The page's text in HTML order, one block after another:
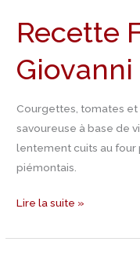
Recette
Giovanni
Courgettes, tomates et
savoureuse à base de
lentement cuits au
piémontais.
à
la
Giovanni
Lire la suite »